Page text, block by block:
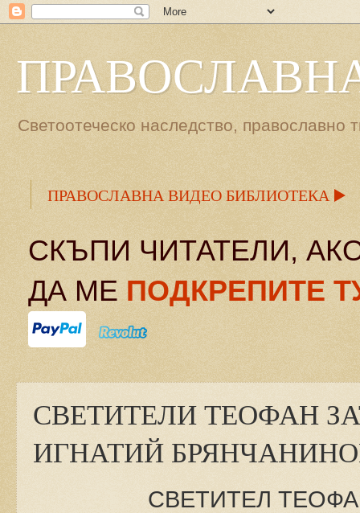
Светоотеческо наследство, православно
ПРАВОСЛАВНА ВИДЕО БИБЛИОТЕКА ▶️
СКЪПИ ЧИТАТЕЛИ,
ДА МЕ ПОДКРЕПИТЕ
СВЕТИТЕЛИ ТЕОФАН
ИГНАТИЙ
СВЕТИТЕЛ